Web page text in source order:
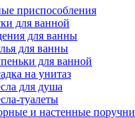
приспособления
для ванной
для ванны
для ванны
для ванной
на унитаз
для душа
туалеты
и настенные поручни